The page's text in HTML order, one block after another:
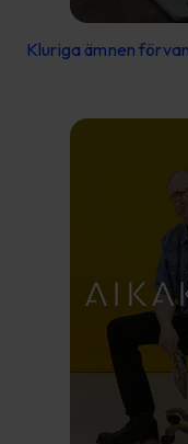
Kluriga ämnen